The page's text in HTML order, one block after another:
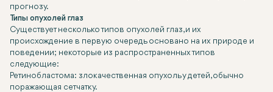
прогнозу.
Типы опухолей глаз
Существует несколько типов опухолей глаз, и их
происхождение в первую очередь основано на их природе и
поведении; некоторые из распространенных типов
следующие:
Ретинобластома: злокачественная опухоль у детей, обычно
поражающая сетчатку.